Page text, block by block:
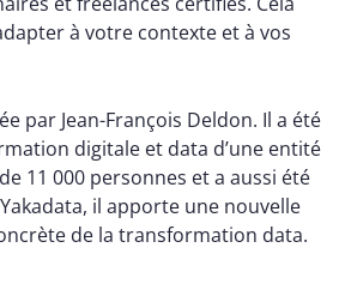
à votre contexte et à vos
par Jean-François Deldon. Il a été
digitale et data d’une entité
11 000 personnes et a aussi été
il apporte une nouvelle
de la transformation data.